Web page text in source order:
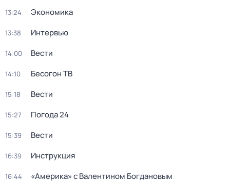
13:24 Экономика
13:38 Интервью
14:00 Вести
14:10 Бесогон ТВ
15:18 Вести
15:27 Погода 24
15:39 Вести
16:39 Инструкция
16:44 «Америка» с Валентином Богдановым